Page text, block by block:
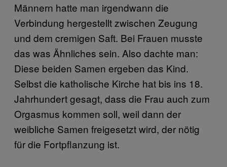
Männern hatte man irgendwann die
Verbindung hergestellt zwischen Zeugung
und dem cremigen Saft. Bei Frauen musste
das was Ähnliches sein. Also dachte man:
Diese beiden Samen ergeben das Kind.
Selbst die katholische Kirche hat bis ins 18.
Jahrhundert gesagt, dass die Frau auch zum
Orgasmus kommen soll, weil dann der
weibliche Samen freigesetzt wird, der nötig
für die Fortpflanzung ist.